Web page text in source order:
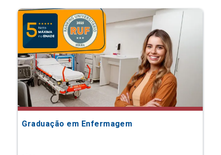
Graduação em Enfermagem